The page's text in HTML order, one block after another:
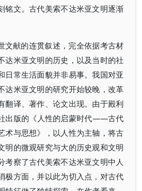
铭文。古代美索不达米亚文明逐渐
文献的连贯叙述，完全依据考古材
达米亚文明的历史，以及当时的社
日常生活面貌并非易事。我国对亚
达米亚文明的研究开始较晚，改革
翻译、著作、论文出现。由于殿利
出版的《人性的启蒙时代——古代
术与思想》，以人性为主轴，将古
明的微观研究与大的历史观和文明
考察了古代美索不达米亚文明中人
极方面，并以此为切入点，对古代